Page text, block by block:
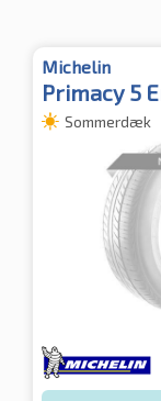
Michelin
Primacy 5
Sommerdæk